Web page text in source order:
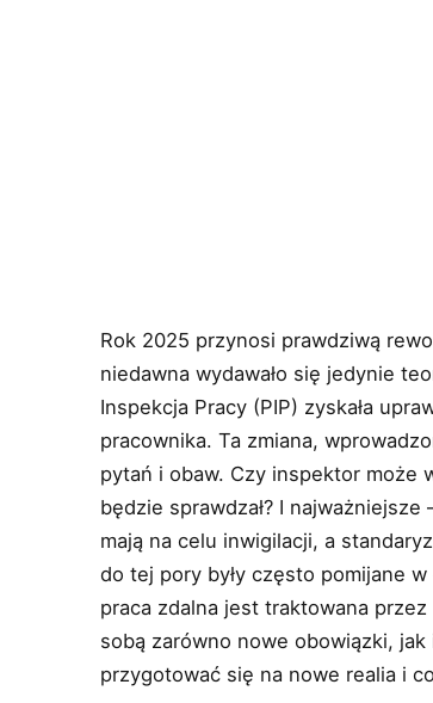
Rok 2025 przynosi prawdziwą
niedawna wydawało się jedynie
Inspekcja Pracy (PIP) zyskała
pracownika. Ta zmiana,
pytań i obaw. Czy inspektor może
będzie sprawdzał? I
mają na celu inwigilacji, a
do tej pory były często pomijane
praca zdalna jest traktowana
sobą zarówno nowe obowiązki,
przygotować się na nowe realia i